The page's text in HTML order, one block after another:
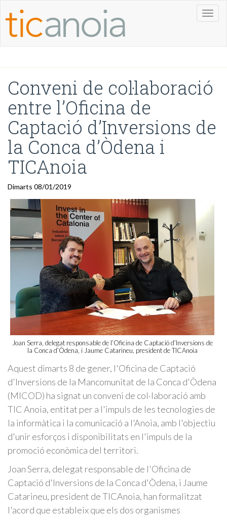
Conveni de col·laboració
entre l’Oficina de
Captació d’Inversions de
la Conca d’Òdena i
TICAnoia
Dimarts 08/01/2019
Joan Serra, delegat responsable de l’Oficina de Captació d’Inversions de
la Conca d’Òdena, i Jaume Catarineu, president de TICAnoia
Aquest dimarts 8 de gener, l'Oficina de Captació
d'Inversions de la Mancomunitat de la Conca d'Òdena
(MICOD) ha signat un conveni de col·laboració amb
TIC Anoia, entitat per a l'impuls de les tecnologies de
la informàtica i la comunicació a l'Anoia, amb l'objectiu
d'unir esforços i disponibilitats en l'impuls de la
promoció econòmica del territori.
Joan Serra, delegat responsable de l'Oficina de
Captació d'Inversions de la Conca d'Òdena, i Jaume
Catarineu, president de TICAnoia, han formalitzat
l'acord que estableix que els dos organismes